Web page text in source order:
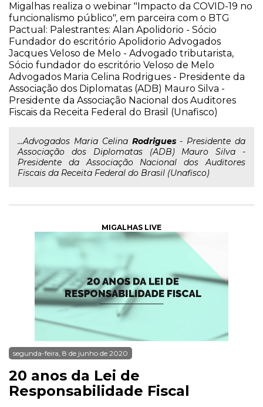
Migalhas realiza o webinar "Impacto da COVID-19 no
funcionalismo público", em parceira com o BTG
Pactual: Palestrantes: Alan Apolidorio - Sócio
Fundador do escritório Apolidorio Advogados
Jacques Veloso de Melo - Advogado tributarista,
Sócio fundador do escritório Veloso de Melo
Advogados Maria Celina Rodrigues - Presidente da
Associação dos Diplomatas (ADB) Mauro Silva -
Presidente da Associação Nacional dos Auditores
Fiscais da Receita Federal do Brasil (Unafisco)
...Advogados Maria Celina Rodrigues- Presidente da
Associação dos Diplomatas (ADB) Mauro Silva -
Presidente da Associação Nacional dos Auditores
Fiscais da Receita Federal do Brasil (Unafisco)
MIGALHAS LIVE
segunda-feira, 8 de junho de 2020
20 anos da Lei de
Responsabilidade Fiscal